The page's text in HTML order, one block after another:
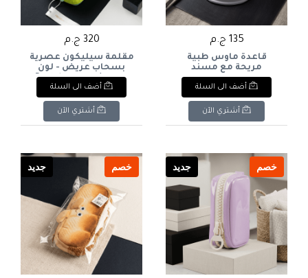
135 ج.م
قاعدة ماوس طبية
مريحة مع مسند
للمعصم - رسومات
باندا.Ergonomic Mouse
Pad with Wrist Rest
Support - Cute Panda
Print.
أضف الى السلة
أشتري الآن
320 ج.م
مقلمة سيليكون عصرية
بسحاب عريض - لون
تيفاني/نعناعي. Pastel
Mint Silicone Pencil Case
with Chunky Zipper.
أضف الى السلة
أشتري الآن
خصم جديد خصم جديد